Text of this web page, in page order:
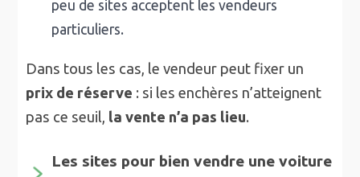
peu de sites acceptent les vendeurs
particuliers.
Dans tous les cas, le vendeur peut fixer un
prix de réserve : si les enchères n’atteignent
pas ce seuil, la vente n’a pas lieu.
Les sites pour bien vendre une voiture